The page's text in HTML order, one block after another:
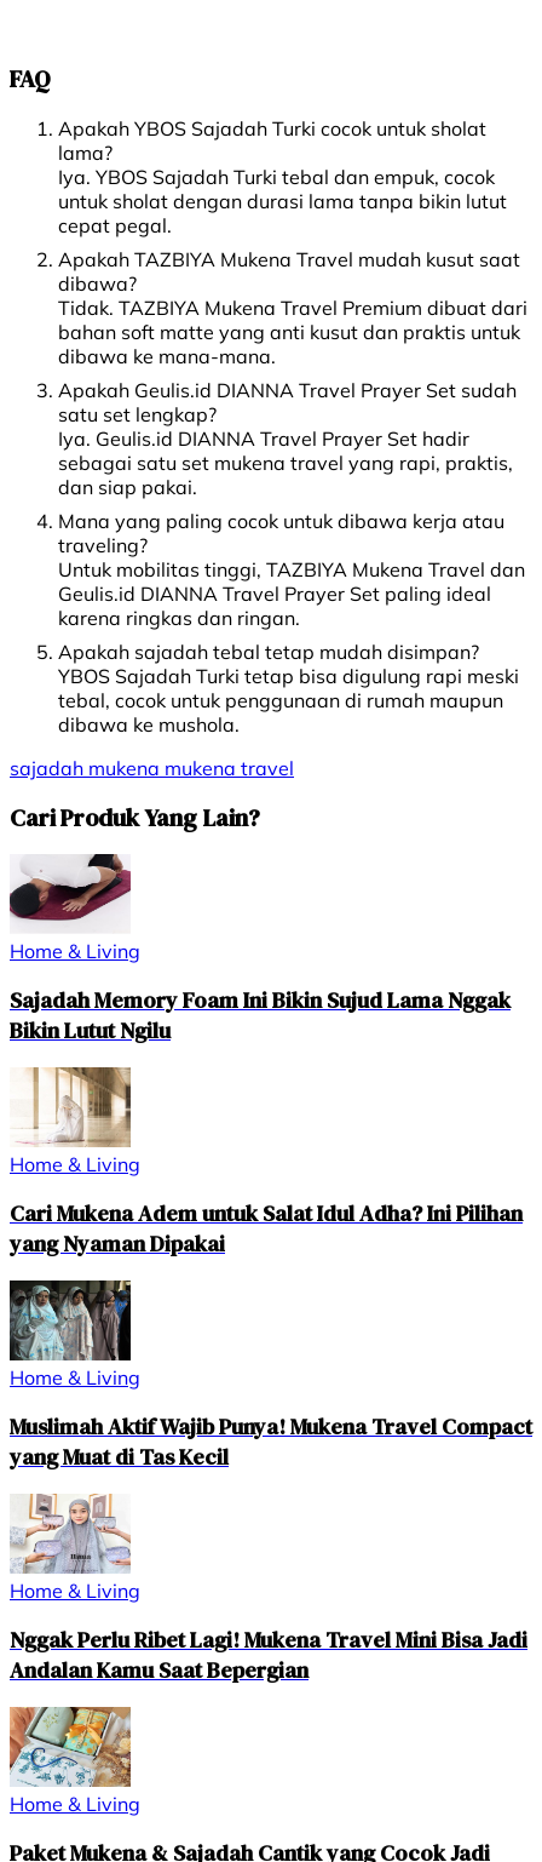
FAQ
Apakah YBOS Sajadah Turki cocok untuk sholat
lama?
Iya. YBOS Sajadah Turki tebal dan empuk, cocok
untuk sholat dengan durasi lama tanpa bikin lutut
cepat pegal.
Apakah TAZBIYA Mukena Travel mudah kusut saat
dibawa?
Tidak. TAZBIYA Mukena Travel Premium dibuat dari
bahan soft matte yang anti kusut dan praktis untuk
dibawa ke mana-mana.
Apakah Geulis.id DIANNA Travel Prayer Set sudah
satu set lengkap?
Iya. Geulis.id DIANNA Travel Prayer Set hadir
sebagai satu set mukena travel yang rapi, praktis,
dan siap pakai.
Mana yang paling cocok untuk dibawa kerja atau
traveling?
Untuk mobilitas tinggi, TAZBIYA Mukena Travel dan
Geulis.id DIANNA Travel Prayer Set paling ideal
karena ringkas dan ringan.
Apakah sajadah tebal tetap mudah disimpan?
YBOS Sajadah Turki tetap bisa digulung rapi meski
tebal, cocok untuk penggunaan di rumah maupun
dibawa ke mushola.
sajadah mukena mukena travel
Cari Produk Yang Lain?
Home & Living
Sajadah Memory Foam Ini Bikin Sujud Lama Nggak
Bikin Lutut Ngilu
Home & Living
Cari Mukena Adem untuk Salat Idul Adha? Ini Pilihan
yang Nyaman Dipakai
Home & Living
Muslimah Aktif Wajib Punya! Mukena Travel Compact
yang Muat di Tas Kecil
Home & Living
Nggak Perlu Ribet Lagi! Mukena Travel Mini Bisa Jadi
Andalan Kamu Saat Bepergian
Home & Living
Paket Mukena & Sajadah Cantik yang Cocok Jadi